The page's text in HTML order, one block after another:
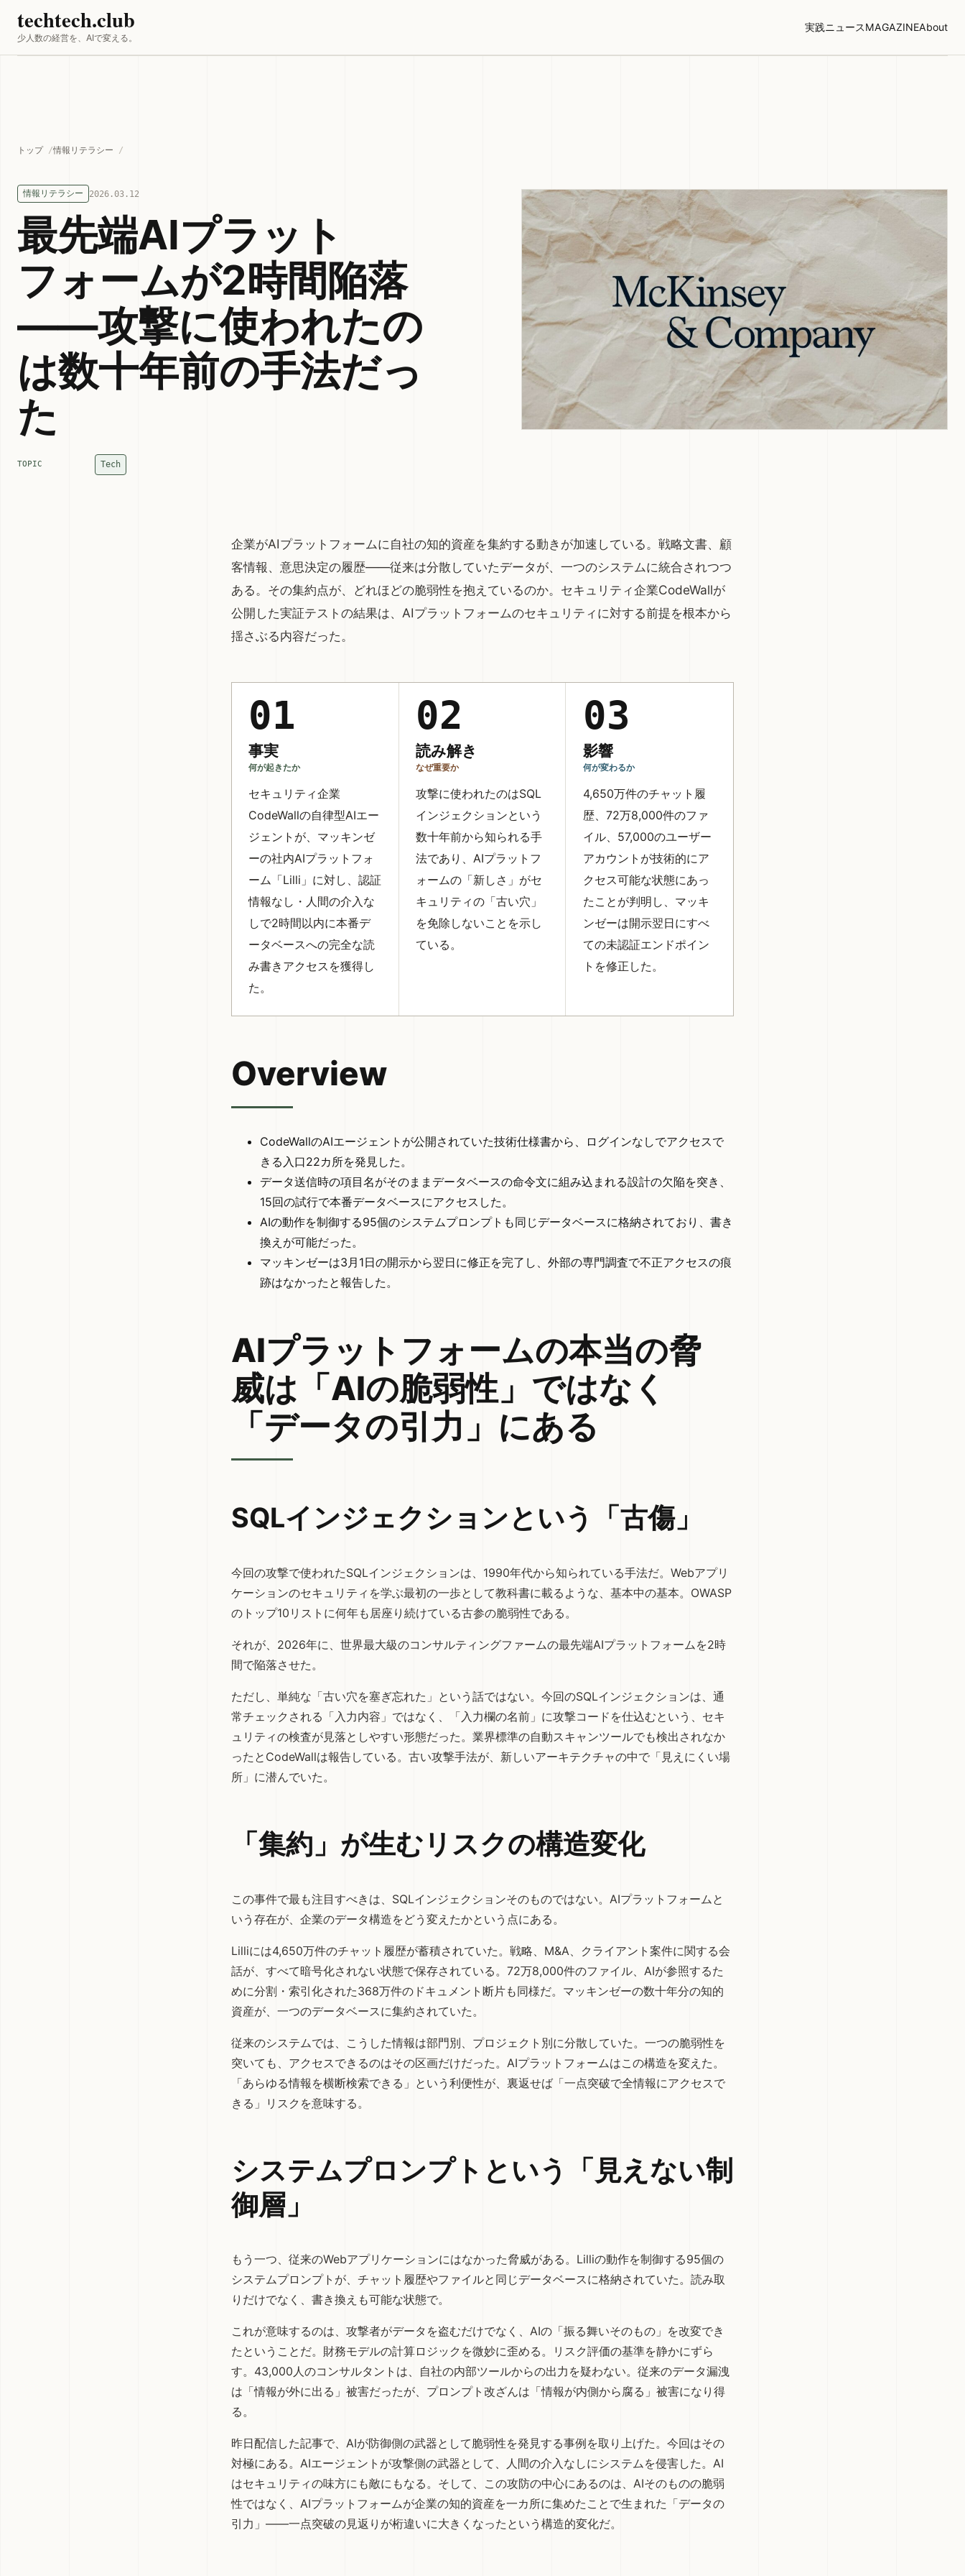
techtech.club
少人数の経営を、AIで変える。
実践ニュースMAGAZINEAbout
トップ 情報リテラシー
情報リテラシー 2026.03.12
最先端AIプラット
フォームが2時間陥落
――攻撃に使われたの
は数十年前の手法だっ
た
TOPIC Tech
企業がAIプラットフォームに自社の知的資産を集約する動きが加速している。戦略文書、顧
客情報、意思決定の履歴——従来は分散していたデータが、一つのシステムに統合されつつ
ある。その集約点が、どれほどの脆弱性を抱えているのか。セキュリティ企業CodeWallが
公開した実証テストの結果は、AIプラットフォームのセキュリティに対する前提を根本から
揺さぶる内容だった。
01
事実
何が起きたか
セキュリティ企業
CodeWallの自律型AIエー
ジェントが、マッキンゼ
ーの社内AIプラットフォ
ーム「Lilli」に対し、認証
情報なし・人間の介入な
しで2時間以内に本番デ
ータベースへの完全な読
み書きアクセスを獲得し
た。
02
読み解き
なぜ重要か
攻撃に使われたのはSQL
インジェクションという
数十年前から知られる手
法であり、AIプラットフ
ォームの「新しさ」がセ
キュリティの「古い穴」
を免除しないことを示し
ている。
03
影響
何が変わるか
4,650万件のチャット履
歴、72万8,000件のファ
イル、57,000のユーザー
アカウントが技術的にア
クセス可能な状態にあっ
たことが判明し、マッキ
ンゼーは開示翌日にすべ
ての未認証エンドポイン
トを修正した。
Overview
CodeWallのAIエージェントが公開されていた技術仕様書から、ログインなしでアクセスで
きる入口22カ所を発見した。
データ送信時の項目名がそのままデータベースの命令文に組み込まれる設計の欠陥を突き、
15回の試行で本番データベースにアクセスした。
AIの動作を制御する95個のシステムプロンプトも同じデータベースに格納されており、書き
換えが可能だった。
マッキンゼーは3月1日の開示から翌日に修正を完了し、外部の専門調査で不正アクセスの痕
跡はなかったと報告した。
AIプラットフォームの本当の脅
威は「AIの脆弱性」ではなく
「データの引力」にある
SQLインジェクションという「古傷」
今回の攻撃で使われたSQLインジェクションは、1990年代から知られている手法だ。Webアプリ
ケーションのセキュリティを学ぶ最初の一歩として教科書に載るような、基本中の基本。OWASP
のトップ10リストに何年も居座り続けている古参の脆弱性である。
それが、2026年に、世界最大級のコンサルティングファームの最先端AIプラットフォームを2時
間で陥落させた。
ただし、単純な「古い穴を塞ぎ忘れた」という話ではない。今回のSQLインジェクションは、通
常チェックされる「入力内容」ではなく、「入力欄の名前」に攻撃コードを仕込むという、セキ
ュリティの検査が見落としやすい形態だった。業界標準の自動スキャンツールでも検出されなか
ったとCodeWallは報告している。古い攻撃手法が、新しいアーキテクチャの中で「見えにくい場
所」に潜んでいた。
「集約」が生むリスクの構造変化
この事件で最も注目すべきは、SQLインジェクションそのものではない。AIプラットフォームと
いう存在が、企業のデータ構造をどう変えたかという点にある。
Lilliには4,650万件のチャット履歴が蓄積されていた。戦略、M&A、クライアント案件に関する会
話が、すべて暗号化されない状態で保存されている。72万8,000件のファイル、AIが参照するた
めに分割・索引化された368万件のドキュメント断片も同様だ。マッキンゼーの数十年分の知的
資産が、一つのデータベースに集約されていた。
従来のシステムでは、こうした情報は部門別、プロジェクト別に分散していた。一つの脆弱性を
突いても、アクセスできるのはその区画だけだった。AIプラットフォームはこの構造を変えた。
「あらゆる情報を横断検索できる」という利便性が、裏返せば「一点突破で全情報にアクセスで
きる」リスクを意味する。
システムプロンプトという「見えない制
御層」
もう一つ、従来のWebアプリケーションにはなかった脅威がある。Lilliの動作を制御する95個の
システムプロンプトが、チャット履歴やファイルと同じデータベースに格納されていた。読み取
りだけでなく、書き換えも可能な状態で。
これが意味するのは、攻撃者がデータを盗むだけでなく、AIの「振る舞いそのもの」を改変でき
たということだ。財務モデルの計算ロジックを微妙に歪める。リスク評価の基準を静かにずら
す。43,000人のコンサルタントは、自社の内部ツールからの出力を疑わない。従来のデータ漏洩
は「情報が外に出る」被害だったが、プロンプト改ざんは「情報が内側から腐る」被害になり得
る。
昨日配信した記事で、AIが防御側の武器として脆弱性を発見する事例を取り上げた。今回はその
対極にある。AIエージェントが攻撃側の武器として、人間の介入なしにシステムを侵害した。AI
はセキュリティの味方にも敵にもなる。そして、この攻防の中心にあるのは、AIそのものの脆弱
性ではなく、AIプラットフォームが企業の知的資産を一カ所に集めたことで生まれた「データの
引力」——一点突破の見返りが桁違いに大きくなったという構造的変化だ。
SQLインジェクションとい
う「古傷」
「集約」が生むリスクの構
「1日で修正」は安心材料
か
考える問い
報道記事・ソース
公式発表・一次情報
関連ライブラリ
イミテーション・ゲーム